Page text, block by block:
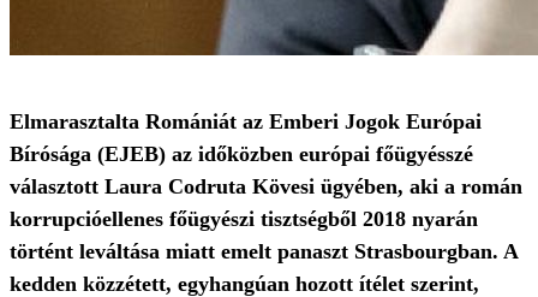
Elmarasztalta Romániát az Emberi Jogok Európai
Bírósága (EJEB) az időközben európai főügyésszé
választott Laura Codruta Kövesi ügyében, aki a román
korrupcióellenes főügyészi tisztségből 2018 nyarán
történt leváltása miatt emelt panaszt Strasbourgban. A
kedden közzétett, egyhangúan hozott ítélet szerint,